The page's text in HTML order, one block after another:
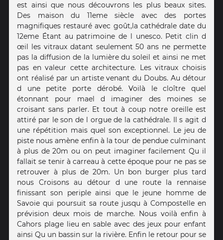
est ainsi que nous découvrons les plus beaux sites.
Des maison du 11eme siècle avec des portes
magnifiques restauré avec goût,la cathédrale date du
12eme Étant au patrimoine de l unesco. Petit clin d
œil les vitraux datant seulement 50 ans ne permette
pas la diffusion de la lumière du soleil et ainsi ne met
pas en valeur cette architecture. Les vitraux choisis
ont réalisé par un artiste venant du Doubs. Au détour
d une petite porte dérobé. Voilà le cloître quel
étonnant pour mael d imaginer des moines se
croisant sans parler. Et tout à coup notre oreille est
attiré par le son de l orgue de la cathédrale. Il s agit d
une répétition mais quel son exceptionnel. Le jeu de
piste nous amène enfin à la tour de pendue culminant
à plus de 20m ou on peut imaginer facilement Qu il
fallait se tenir à carreau à cette époque pour ne pas se
retrouver à plus de 20m. Un bon burger plus tard
nous Croisons au détour d une route la rennaise
finissant son periple ainsi que le jeune homme de
Savoie qui poursuit sa route jusqu à Compostelle en
prévision deux mois de marche. Nous voilà enfin à
Cahors plage lieu en sable avec des jeux pour enfant
ainsi Qu un bassin sur la rivière. Enfin le retour pour se